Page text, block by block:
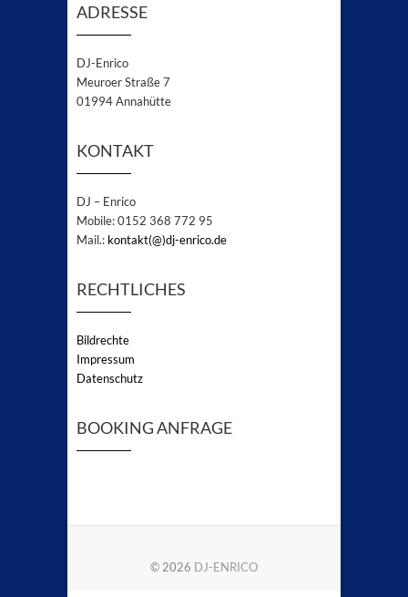
ADRESSE
DJ-Enrico
Meuroer Straße 7
01994 Annahütte
KONTAKT
DJ – Enrico
Mobile: 0152 368 772 95
Mail.: kontakt(@)dj-enrico.de
RECHTLICHES
Bildrechte
Impressum
Datenschutz
BOOKING ANFRAGE
© 2026 DJ-ENRICO